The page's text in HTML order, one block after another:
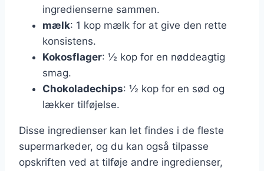
ingredienserne sammen.
mælk: 1 kop mælk for at give den rette
konsistens.
Kokosflager: ½ kop for en nøddeagtig
smag.
Chokoladechips: ½ kop for en sød og
lækker tilføjelse.
Disse ingredienser kan let findes i de fleste
supermarkeder, og du kan også tilpasse
opskriften ved at tilføje andre ingredienser,